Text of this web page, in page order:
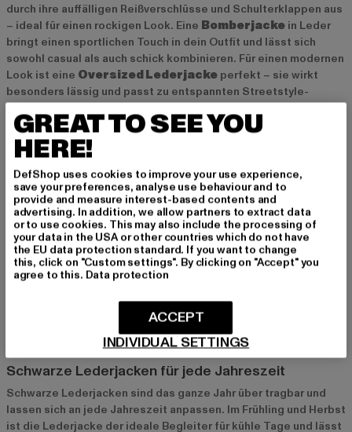
durch ihre auffälligen Reißverschlüsse und Schulterklappen aus
– ideal für einen rockigen Look. Eine Bomberjacke in Leder
bringt einen sportlichen Touch in dein Outfit und lässt sich
sowohl casual als auch schick kombinieren. Für einen modernen
Look ist eine Oversized Lederjacke perfekt – sie wirkt
besonders lässig und passt zu entspannten Streetstyle-
Styling-Tipps: So kombinierst du eine schwarze
Lederjacke richtig
Eine schwarze Lederjacke lässt sich vielseitig stylen und passt
zu fast jedem Outfit. Für einen coolen Alltagslook kannst du die
Jacke mit einerJeansund einemT-Shirtkombinieren. Für
einen femininen Stilbruch trage sie über einemKleid– dieser
Mix aus hart und weich sorgt für einen spannenden Kontrast.
Auch mit einemRockund Boots wird die Lederjacke zum
Umhängetascherunden das Outfit ab und
Schwarze Lederjacken für jede Jahreszeit
Schwarze Lederjacken sind das ganze Jahr über tragbar und
lassen sich an jede Jahreszeit anpassen. Im Frühling und Herbst
ist die Lederjacke der ideale Begleiter für kühle Tage und lässt
GREAT TO SEE YOU
HERE!
DefShop uses cookies to improve your use experience,
save your preferences, analyse use behaviour and to
provide and measure interest-based contents and
advertising. In addition, we allow partners to extract data
or to use cookies. This may also include the processing of
your data in the USA or other countries which do not have
the EU data protection standard. If you want to change
this, click on "Custom settings". By clicking on "Accept" you
agree to this. Data protection
INDIVIDUAL SETTINGS
ACCEPT